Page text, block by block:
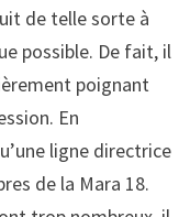
de telle sorte à
possible. De fait, il
poignant
En
ligne directrice
de la Mara 18.